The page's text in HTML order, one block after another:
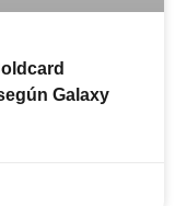
Galaxy